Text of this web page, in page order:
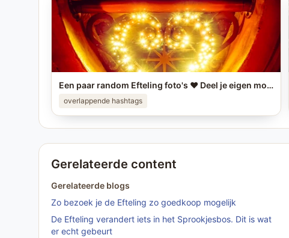
Een paar random Efteling foto's ❤️ Deel je eigen mooiste Efteling foto in je story op #instagram en tag me! #efteling #themeparks #happyplace #brabant #enjoy #pretpark
overlappende hashtags
Gerelateerde content
Gerelateerde blogs
Zo bezoek je de Efteling zo goedkoop mogelijk
De Efteling verandert iets in het Sprookjesbos. Dit is wat
er echt gebeurt